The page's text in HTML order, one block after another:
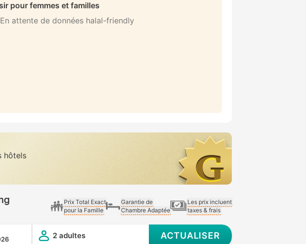
pour femmes et familles
En attente de données halal-friendly
hôtels
Prix Total Exact
pour la Famille
Garantie de
Chambre Adaptée
Les prix incluent
taxes & frais
2 adultes ACTUALISER